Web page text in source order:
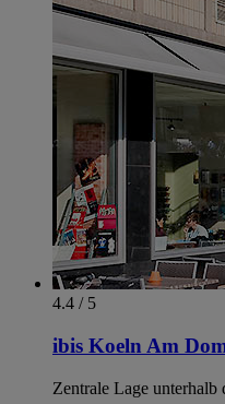
4.4 / 5
ibis Koeln Am
Zentrale Lage